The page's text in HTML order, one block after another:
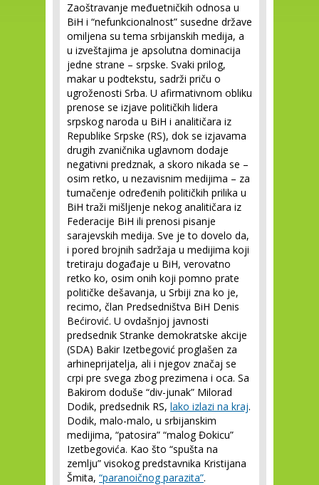
Zaoštravanje međuetničkih odnosa u
BiH i “nefunkcionalnost” susedne države
omiljena su tema srbijanskih medija, a
u izveštajima je apsolutna dominacija
jedne strane – srpske. Svaki prilog,
makar u podtekstu, sadrži priču o
ugroženosti Srba. U afirmativnom obliku
prenose se izjave političkih lidera
srpskog naroda u BiH i analitičara iz
Republike Srpske (RS), dok se izjavama
drugih zvaničnika uglavnom dodaje
negativni predznak, a skoro nikada se –
osim retko, u nezavisnim medijima – za
tumačenje određenih političkih prilika u
BiH traži mišljenje nekog analitičara iz
Federacije BiH ili prenosi pisanje
sarajevskih medija. Sve je to dovelo da,
i pored brojnih sadržaja u medijima koji
tretiraju događaje u BiH, verovatno
retko ko, osim onih koji pomno prate
političke dešavanja, u Srbiji zna ko je,
recimo, član Predsedništva BiH Denis
Bećirović. U ovdašnjoj javnosti
predsednik Stranke demokratske akcije
(SDA) Bakir Izetbegović proglašen za
arhineprijatelja, ali i njegov značaj se
crpi pre svega zbog prezimena i oca. Sa
Bakirom doduše “div-junak” Milorad
Dodik, predsednik RS, lako izlazi na kraj.
Dodik, malo-malo, u srbijanskim
medijima, “patosira” “malog Đokicu”
Izetbegovića. Kao što “spušta na
zemlju” visokog predstavnika Kristijana
Šmita, “paranoičnog parazita”.